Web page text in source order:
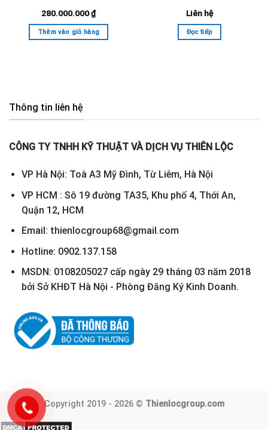
280.000.000₫
Thêm vào giỏ hàng
Liên hệ
Đọc tiếp
Thông tin liên hệ
CÔNG TY TNHH KỸ THUẬT VÀ DỊCH VỤ THIÊN LỘC
VP Hà Nội: Toà A3 Mỹ Đình, Từ Liêm, Hà Nội
VP HCM : Sô 19 đường TA35, Khu phố 4, Thới An,
Quận 12, HCM
Email: thienlocgroup68@gmail.com
Hotline: 0902.137.158
MSDN: 0108205027 cấp ngày 29 tháng 03 năm 2018
bởi Sở KHĐT Hà Nội - Phòng Đăng Ký Kinh Doanh.
Copyright 2019 - 2026 © Thienlocgroup.com